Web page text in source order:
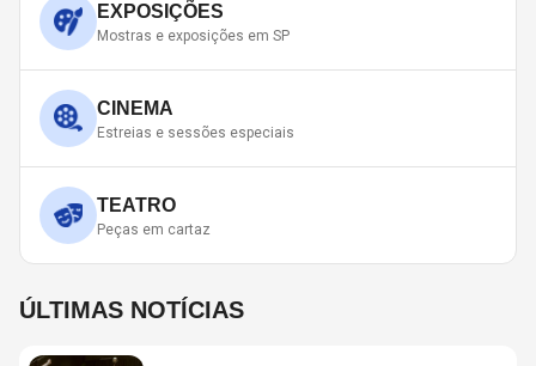
EXPOSIÇÕES
Mostras e exposições em SP
CINEMA
Estreias e sessões especiais
TEATRO
Peças em cartaz
ÚLTIMAS NOTÍCIAS